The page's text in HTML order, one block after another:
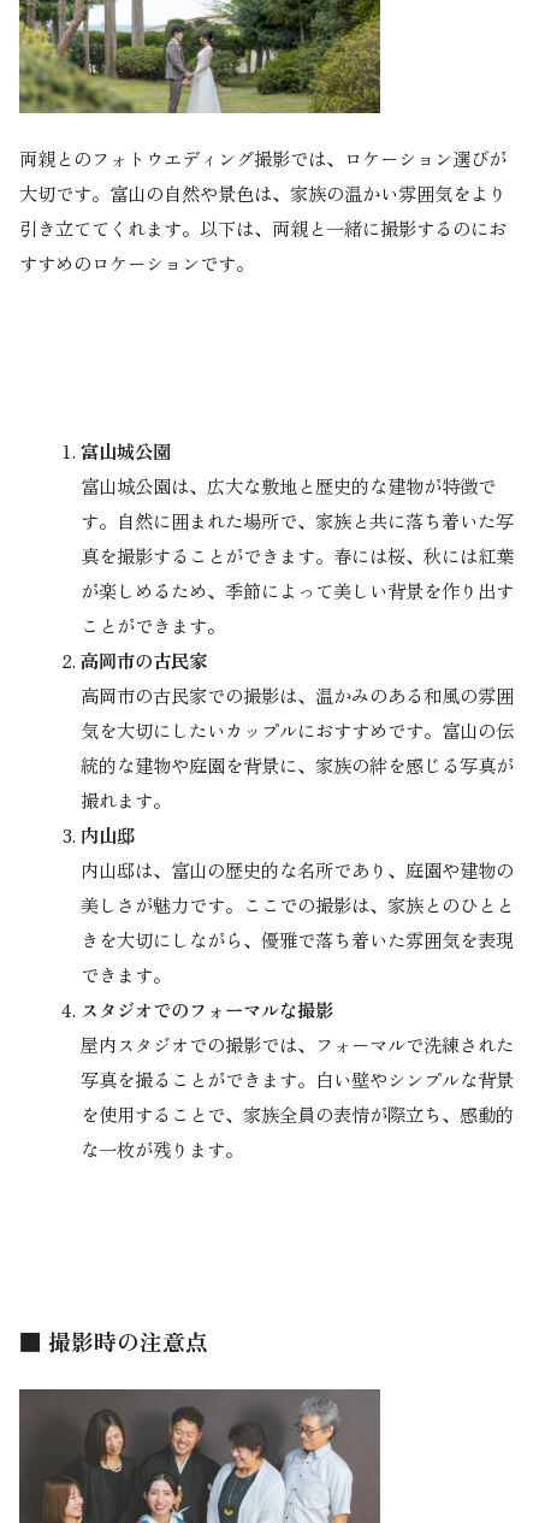
両親とのフォトウエディング撮影では、ロケーション選びが
大切です。富山の自然や景色は、家族の温かい雰囲気をより
引き立ててくれます。以下は、両親と一緒に撮影するのにお
すすめのロケーションです。
富山城公園
富山城公園は、広大な敷地と歴史的な建物が特徴で
す。自然に囲まれた場所で、家族と共に落ち着いた写
真を撮影することができます。春には桜、秋には紅葉
が楽しめるため、季節によって美しい背景を作り出す
ことができます。
高岡市の古民家
高岡市の古民家での撮影は、温かみのある和風の雰囲
気を大切にしたいカップルにおすすめです。富山の伝
統的な建物や庭園を背景に、家族の絆を感じる写真が
撮れます。
内山邸
内山邸は、富山の歴史的な名所であり、庭園や建物の
美しさが魅力です。ここでの撮影は、家族とのひとと
きを大切にしながら、優雅で落ち着いた雰囲気を表現
できます。
スタジオでのフォーマルな撮影
屋内スタジオでの撮影では、フォーマルで洗練された
写真を撮ることができます。白い壁やシンプルな背景
を使用することで、家族全員の表情が際立ち、感動的
な一枚が残ります。
■ 撮影時の注意点